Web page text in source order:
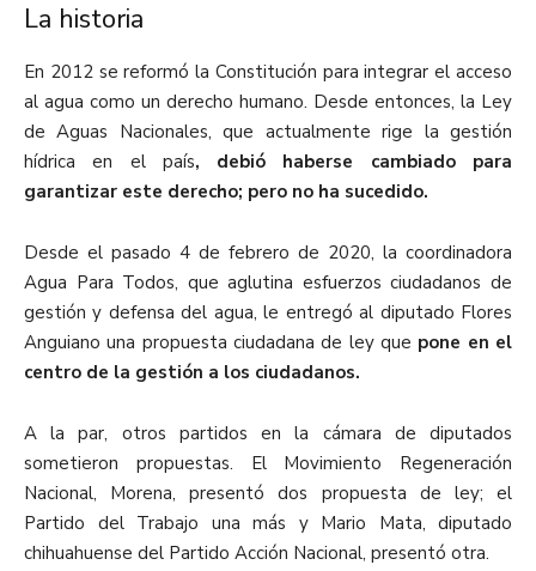
La historia
En 2012 se reformó la Constitución para integrar el acceso
al agua como un derecho humano. Desde entonces, la Ley
de Aguas Nacionales, que actualmente rige la gestión
hídrica en el país, debió haberse cambiado para
garantizar este derecho; pero no ha sucedido.
Desde el pasado 4 de febrero de 2020, la coordinadora
Agua Para Todos, que aglutina esfuerzos ciudadanos de
gestión y defensa del agua, le entregó al diputado Flores
Anguiano una propuesta ciudadana de ley que pone en el
centro de la gestión a los ciudadanos.
A la par, otros partidos en la cámara de diputados
sometieron propuestas. El Movimiento Regeneración
Nacional, Morena, presentó dos propuesta de ley; el
Partido del Trabajo una más y Mario Mata, diputado
chihuahuense del Partido Acción Nacional, presentó otra.